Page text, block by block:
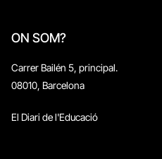
ON SOM?
Carrer Bailén 5, principal.
08010, Barcelona
El Diari de l'Educació